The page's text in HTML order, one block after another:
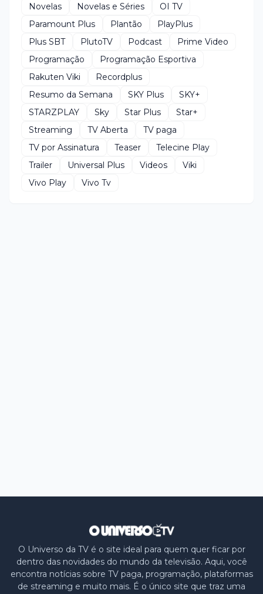
Novelas
Novelas e Séries
OI TV
Paramount Plus
Plantão
PlayPlus
Plus SBT
PlutoTV Podcast
Prime Video
Programação
Programação Esportiva
Rakuten Viki
Recordplus
Resumo da Semana
SKY Plus
SKY+
STARZPLAY
Sky Star Plus
Star+
Streaming
TV Aberta
TV paga
TV por Assinatura
Teaser
Telecine Play
Trailer
Universal Plus Videos
Viki
Vivo Play
Vivo Tv
O Universo da TV é o site ideal para quem quer ficar por
dentro das novidades do mundo da televisão. Aqui, você
encontra notícias sobre TV paga, programação, plataformas
de streaming e muito mais. É o único site que traz uma